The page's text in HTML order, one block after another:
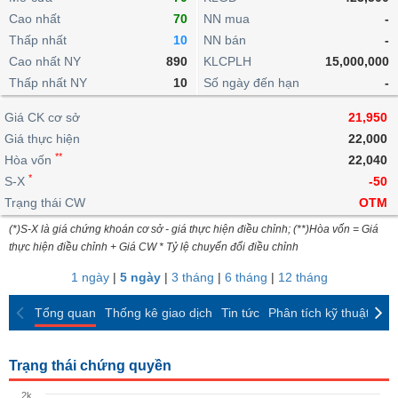
lỗ
Giao
dịch
nội
bộ
giám
Tài
cổ
đông
giá
Nước
ngoài
Tự
doanh
Top
cổ
phiếu
Bản
đồ
Thống
dịch
Chứng
quyền
Tổng
quan
Thống
kê
giao
dịch
Định
giá
Thống
kê
giao
dịch
Phân
tích
Bảng
giá
trực
tuyến
Bộ
lọc
cổ
phiếu
cổ
phiếu
cáo
phân
Vĩ
mô
Chứng
quyền
Trái
doanh
nghiệp
IR
Awards
Đào
tạo
Dịch
vụ
Cao nhất
70
Thấp nhất
10
Cao nhất NY
890
Thấp nhất NY
10
NN mua
-
NN bán
-
KLCPLH
15,000,000
Số ngày đến hạn
-
Giá CK cơ sở
21,950
Giá thực hiện
22,000
Hòa vốn **
22,040
S-X *
-50
Trạng thái CW
OTM
(*)S-X là giá chứng khoán cơ sở - giá thực hiện điều chỉnh; (**)Hòa vốn = Giá
thực hiện điều chỉnh + Giá CW * Tỷ lệ chuyển đổi điều chỉnh
1 ngày| 5 ngày| 3 tháng | 6 tháng | 12 tháng
Tổng quan Thống kê giao dịch Tin tức Phân tích kỹ thuật
Trạng thái chứng quyền
2k
BẤT
ĐỘNG
TÀI
CHÍNH
HÀNG
HÓA
KINH
TẾ
THẾ
GIỚI